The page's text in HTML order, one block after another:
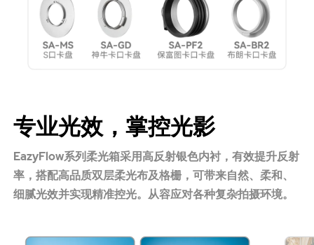
专业光效，掌控光影
EazyFlow系列柔光箱采用高反射银色内衬，有效提升反射
率，搭配高品质双层柔光布及格栅，可带来自然、柔和、
细腻光效并实现精准控光。从容应对各种复杂拍摄环境。